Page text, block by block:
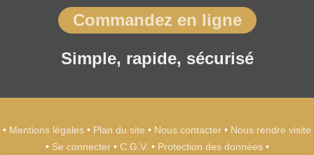
Commandez en ligne
Simple, rapide, sécurisé
• Mentions légales • Plan du site • Nous contacter • Nous rendre visite
• Se connecter • C.G.V. • Protection des données •